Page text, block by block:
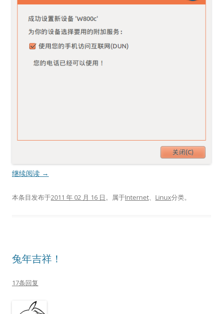
继续阅读 →
本条目发布于2011 年 02 月 16 日。属于Internet、 Linux分类。
兔年吉祥！
17条回复